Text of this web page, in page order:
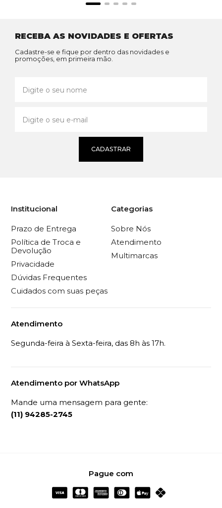
RECEBA AS NOVIDADES E OFERTAS
Cadastre-se e fique por dentro das novidades e
promoções, em primeira mão.
CADASTRAR
Institucional
Prazo de Entrega
Política de Troca e
Devolução
Privacidade
Dúvidas Frequentes
Cuidados com suas peças
Categorias
Sobre Nós
Atendimento
Multimarcas
Atendimento
Segunda-feira à Sexta-feira, das 8h às 17h.
Atendimento por WhatsApp
Mande uma mensagem para gente:
(11) 94285-2745
Pague com